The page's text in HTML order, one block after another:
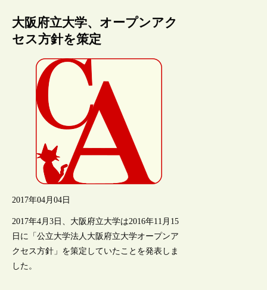
大阪府立大学、オープンアク
セス方針を策定
2017年04月04日
2017年4月3日、大阪府立大学は2016年11月15
日に「公立大学法人大阪府立大学オープンア
クセス方針」を策定していたことを発表しま
した。